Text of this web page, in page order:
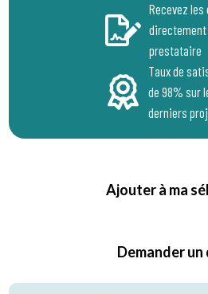
Recevez les
directement
prestataire
Taux de
de 98% sur
derniers
Ajouter à ma
Demander un